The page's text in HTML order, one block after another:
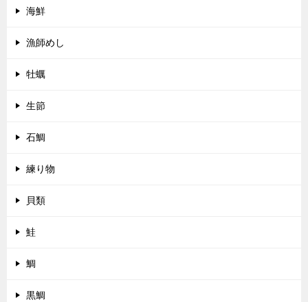
海鮮
漁師めし
牡蠣
生節
石鯛
練り物
貝類
鮭
鯛
黒鯛